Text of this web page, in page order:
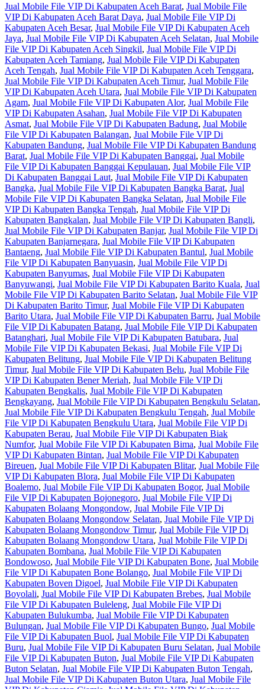
Jual Mobile File VIP Di Kabupaten Aceh Barat, Jual Mobile File
VIP Di Kabupaten Aceh Barat Daya, Jual Mobile File VIP Di
Kabupaten Aceh Besar, Jual Mobile File VIP Di Kabupaten Aceh
Jaya, Jual Mobile File VIP Di Kabupaten Aceh Selatan, Jual Mobile
File VIP Di Kabupaten Aceh Singkil, Jual Mobile File VIP Di
Kabupaten Aceh Tamiang, Jual Mobile File VIP Di Kabupaten
Aceh Tengah, Jual Mobile File VIP Di Kabupaten Aceh Tenggara,
Jual Mobile File VIP Di Kabupaten Aceh Timur, Jual Mobile File
VIP Di Kabupaten Aceh Utara, Jual Mobile File VIP Di Kabupaten
Agam, Jual Mobile File VIP Di Kabupaten Alor, Jual Mobile File
VIP Di Kabupaten Asahan, Jual Mobile File VIP Di Kabupaten
Asmat, Jual Mobile File VIP Di Kabupaten Badung, Jual Mobile
File VIP Di Kabupaten Balangan, Jual Mobile File VIP Di
Kabupaten Bandung, Jual Mobile File VIP Di Kabupaten Bandung
Barat, Jual Mobile File VIP Di Kabupaten Banggai, Jual Mobile
File VIP Di Kabupaten Banggai Kepulauan, Jual Mobile File VIP
Di Kabupaten Banggai Laut, Jual Mobile File VIP Di Kabupaten
Bangka, Jual Mobile File VIP Di Kabupaten Bangka Barat, Jual
Mobile File VIP Di Kabupaten Bangka Selatan, Jual Mobile File
VIP Di Kabupaten Bangka Tengah, Jual Mobile File VIP Di
Kabupaten Bangkalan, Jual Mobile File VIP Di Kabupaten Bangli,
Jual Mobile File VIP Di Kabupaten Banjar, Jual Mobile File VIP Di
Kabupaten Banjarnegara, Jual Mobile File VIP Di Kabupaten
Bantaeng, Jual Mobile File VIP Di Kabupaten Bantul, Jual Mobile
File VIP Di Kabupaten Banyuasin, Jual Mobile File VIP Di
Kabupaten Banyumas, Jual Mobile File VIP Di Kabupaten
Banyuwangi, Jual Mobile File VIP Di Kabupaten Barito Kuala, Jual
Mobile File VIP Di Kabupaten Barito Selatan, Jual Mobile File VIP
Di Kabupaten Barito Timur, Jual Mobile File VIP Di Kabupaten
Barito Utara, Jual Mobile File VIP Di Kabupaten Barru, Jual Mobile
File VIP Di Kabupaten Batang, Jual Mobile File VIP Di Kabupaten
Batanghari, Jual Mobile File VIP Di Kabupaten Batubara, Jual
Mobile File VIP Di Kabupaten Bekasi, Jual Mobile File VIP Di
Kabupaten Belitung, Jual Mobile File VIP Di Kabupaten Belitung
Timur, Jual Mobile File VIP Di Kabupaten Belu, Jual Mobile File
VIP Di Kabupaten Bener Meriah, Jual Mobile File VIP Di
Kabupaten Bengkalis, Jual Mobile File VIP Di Kabupaten
Bengkayang, Jual Mobile File VIP Di Kabupaten Bengkulu Selatan,
Jual Mobile File VIP Di Kabupaten Bengkulu Tengah, Jual Mobile
File VIP Di Kabupaten Bengkulu Utara, Jual Mobile File VIP Di
Kabupaten Berau, Jual Mobile File VIP Di Kabupaten Biak
Numfor, Jual Mobile File VIP Di Kabupaten Bima, Jual Mobile File
VIP Di Kabupaten Bintan, Jual Mobile File VIP Di Kabupaten
Bireuen, Jual Mobile File VIP Di Kabupaten Blitar, Jual Mobile File
VIP Di Kabupaten Blora, Jual Mobile File VIP Di Kabupaten
Boalemo, Jual Mobile File VIP Di Kabupaten Bogor, Jual Mobile
File VIP Di Kabupaten Bojonegoro, Jual Mobile File VIP Di
Kabupaten Bolaang Mongondow, Jual Mobile File VIP Di
Kabupaten Bolaang Mongondow Selatan, Jual Mobile File VIP Di
Kabupaten Bolaang Mongondow Timur, Jual Mobile File VIP Di
Kabupaten Bolaang Mongondow Utara, Jual Mobile File VIP Di
Kabupaten Bombana, Jual Mobile File VIP Di Kabupaten
Bondowoso, Jual Mobile File VIP Di Kabupaten Bone, Jual Mobile
File VIP Di Kabupaten Bone Bolango, Jual Mobile File VIP Di
Kabupaten Boven Digoel, Jual Mobile File VIP Di Kabupaten
Boyolali, Jual Mobile File VIP Di Kabupaten Brebes, Jual Mobile
File VIP Di Kabupaten Buleleng, Jual Mobile File VIP Di
Kabupaten Bulukumba, Jual Mobile File VIP Di Kabupaten
Bulungan, Jual Mobile File VIP Di Kabupaten Bungo, Jual Mobile
File VIP Di Kabupaten Buol, Jual Mobile File VIP Di Kabupaten
Buru, Jual Mobile File VIP Di Kabupaten Buru Selatan, Jual Mobile
File VIP Di Kabupaten Buton, Jual Mobile File VIP Di Kabupaten
Buton Selatan, Jual Mobile File VIP Di Kabupaten Buton Tengah,
Jual Mobile File VIP Di Kabupaten Buton Utara, Jual Mobile File